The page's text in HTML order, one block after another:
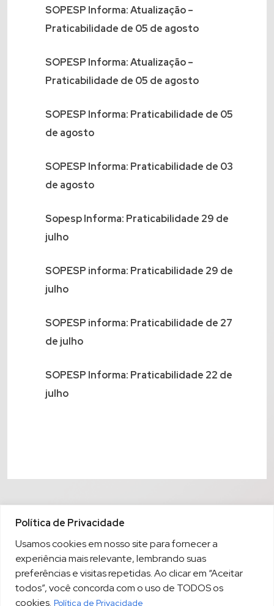
Política de Privacidade
Usamos cookies em nosso site para fornecer a
experiência mais relevante, lembrando suas
preferências e visitas repetidas. Ao clicar em “Aceitar
todos”, você concorda com o uso de TODOS os
cookies. Política de Privacidade
SOPESP Informa: Atualização –
Praticabilidade de 05 de agosto
SOPESP Informa: Atualização –
Praticabilidade de 05 de agosto
SOPESP Informa: Praticabilidade de 05
de agosto
SOPESP Informa: Praticabilidade de 03
de agosto
Sopesp Informa: Praticabilidade 29 de
julho
SOPESP informa: Praticabilidade 29 de
julho
SOPESP informa: Praticabilidade de 27
de julho
SOPESP Informa: Praticabilidade 22 de
julho